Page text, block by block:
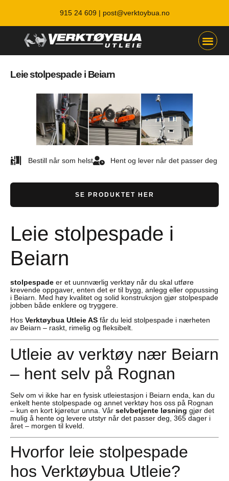
915 24 609 | post@verktoybua.no
Leie stolpespade i Beiarn
Bestill når som helst Hent og lever når det passer deg
SE PRODUKTET HER
Leie stolpespade i
Beiarn
stolpespade er et uunnværlig verktøy når du skal utføre
krevende oppgaver, enten det er til bygg, anlegg eller oppussing
i Beiarn. Med høy kvalitet og solid konstruksjon gjør stolpespade
jobben både enklere og tryggere.
Hos Verktøybua Utleie AS får du leid stolpespade i nærheten
av Beiarn – raskt, rimelig og fleksibelt.
Utleie av verktøy nær Beiarn
– hent selv på Rognan
Selv om vi ikke har en fysisk utleiestasjon i Beiarn enda, kan du
enkelt hente stolpespade og annet verktøy hos oss på Rognan
– kun en kort kjøretur unna. Vår selvbetjente løsning gjør det
mulig å hente og levere utstyr når det passer deg, 365 dager i
året – morgen til kveld.
Hvorfor leie stolpespade
hos Verktøybua Utleie?